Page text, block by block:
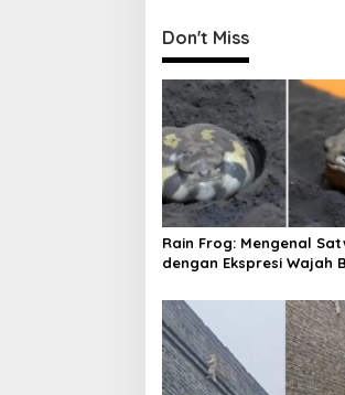
t
n
a
v
i
g
a
t
i
n
Don't Miss
Rain Frog: Mengenal
dengan Ekspresi Wajah